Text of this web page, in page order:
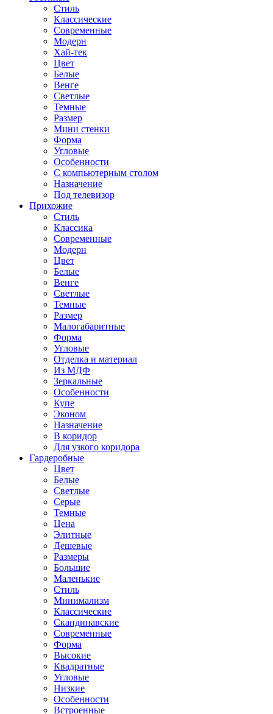
Стиль
Классические
Современные
Модерн
Хай-тек
Цвет
Белые
Венге
Светлые
Темные
Размер
Мини стенки
Форма
Угловые
Особенности
С компьютерным столом
Назначение
Под телевизор
Прихожие
Стиль
Классика
Современные
Модерн
Цвет
Белые
Венге
Светлые
Темные
Размер
Малогабаритные
Форма
Угловые
Отделка и материал
Из МДФ
Зеркальные
Особенности
Купе
Эконом
Назначение
В коридор
Для узкого коридора
Гардеробные
Цвет
Белые
Светлые
Серые
Темные
Цена
Элитные
Дешевые
Размеры
Большие
Маленькие
Стиль
Минимализм
Классические
Скандинавские
Современные
Форма
Высокие
Квадратные
Угловые
Низкие
Особенности
Встроенные